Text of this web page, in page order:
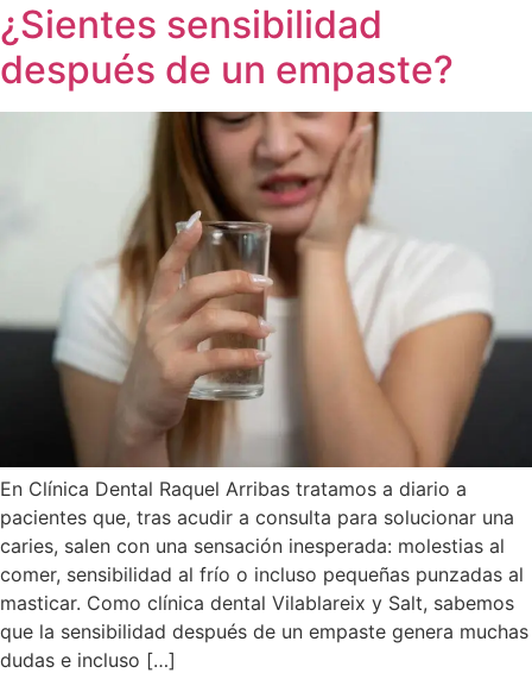
¿Sientes sensibilidad
después de un empaste?
En Clínica Dental Raquel Arribas tratamos a diario a
pacientes que, tras acudir a consulta para solucionar una
caries, salen con una sensación inesperada: molestias al
comer, sensibilidad al frío o incluso pequeñas punzadas al
masticar. Como clínica dental Vilablareix y Salt, sabemos
que la sensibilidad después de un empaste genera muchas
dudas e incluso […]